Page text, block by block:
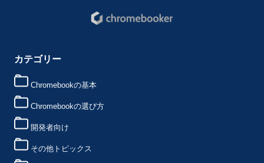
カテゴリー
Chromebookの基本
Chromebookの選び方
開発者向け
その他トピックス